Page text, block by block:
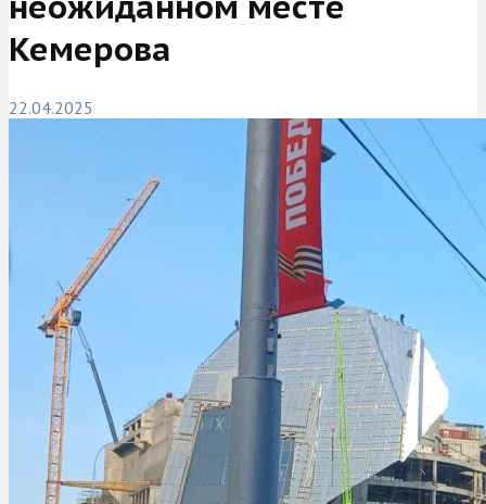
Кемерова
22.04.2025